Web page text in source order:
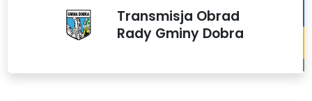
Transmisja Obrad
Rady Gminy Dobra